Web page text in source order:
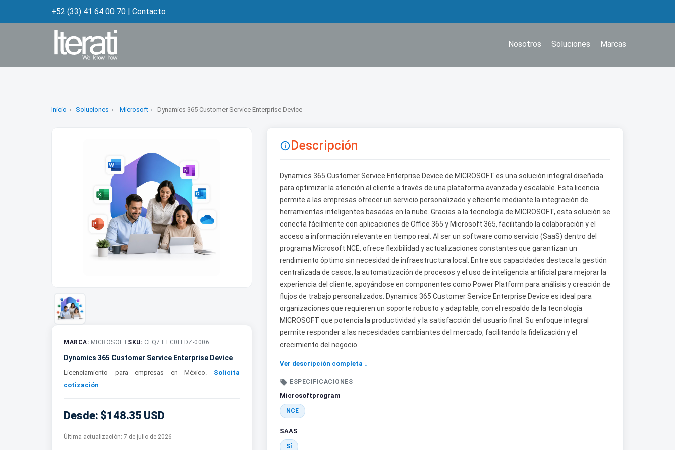
+52 (33) 41 64 00 70 | Contacto
Marcas
Soluciones
Nosotros
Inicio Soluciones Microsoft Dynamics 365 Customer Service Enterprise Device
MARCA: MICROSOFTSKU: CFQ7TTC0LFDZ-0006
Dynamics 365 Customer Service Enterprise Device
Licenciamiento para empresas en México. Solicita
cotización
Desde: $148.35 USD
Última actualización: 7 de julio de 2026
 Descripción
Dynamics 365 Customer Service Enterprise Device de MICROSOFT es una solución integral diseñada
para optimizar la atención al cliente a través de una plataforma avanzada y escalable. Esta licencia
permite a las empresas ofrecer un servicio personalizado y eficiente mediante la integración de
herramientas inteligentes basadas en la nube. Gracias a la tecnología de MICROSOFT, esta solución se
conecta fácilmente con aplicaciones de Office 365 y Microsoft 365, facilitando la colaboración y el
acceso a información relevante en tiempo real. Al ser un software como servicio (SaaS) dentro del
programa Microsoft NCE, ofrece flexibilidad y actualizaciones constantes que garantizan un
rendimiento óptimo sin necesidad de infraestructura local. Entre sus capacidades destaca la gestión
centralizada de casos, la automatización de procesos y el uso de inteligencia artificial para mejorar la
experiencia del cliente, apoyándose en componentes como Power Platform para análisis y creación de
flujos de trabajo personalizados. Dynamics 365 Customer Service Enterprise Device es ideal para
organizaciones que requieren un soporte robusto y adaptable, con el respaldo de la tecnología
MICROSOFT que potencia la productividad y la satisfacción del usuario final. Su enfoque integral
permite responder a las necesidades cambiantes del mercado, facilitando la fidelización y el
crecimiento del negocio.
Ver descripción completa ↓
 ESPECIFICACIONES
Microsoftprogram
NCE
SAAS
Sí